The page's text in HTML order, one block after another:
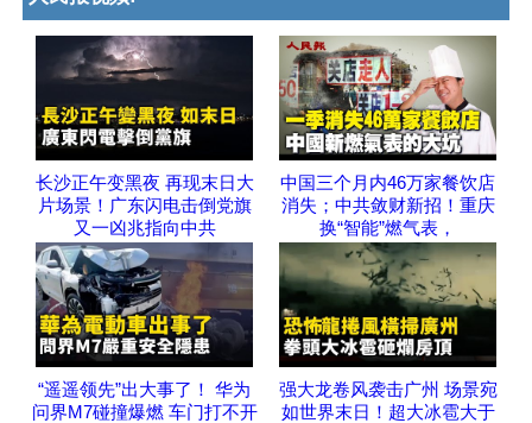
长沙正午变黑夜 再现末日大
片场景！广东闪电击倒党旗
又一凶兆指向中共
中国三个月内46万家餐饮店
消失；中共敛财新招！重庆
换“智能”燃气表，
“遥遥领先”出大事了！ 华为
问界M7碰撞爆燃 车门打不开
强大龙卷风袭击广州 场景宛
如世界末日！超大冰雹大于